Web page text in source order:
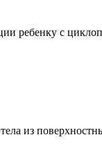
ребенку с
из